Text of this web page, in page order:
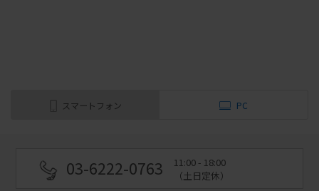
スマートフォン PC
03-6222-0763
11:00 - 18:00
（土日定休）